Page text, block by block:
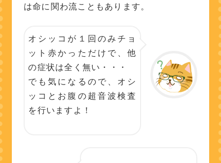
は命に関わ流こともあります。
オシッコが１回のみチョ
ット赤かっただけで、他
の症状は全く無い・・・
でも気になるので、オシ
ッコとお腹の超音波検査
を行いますよ！